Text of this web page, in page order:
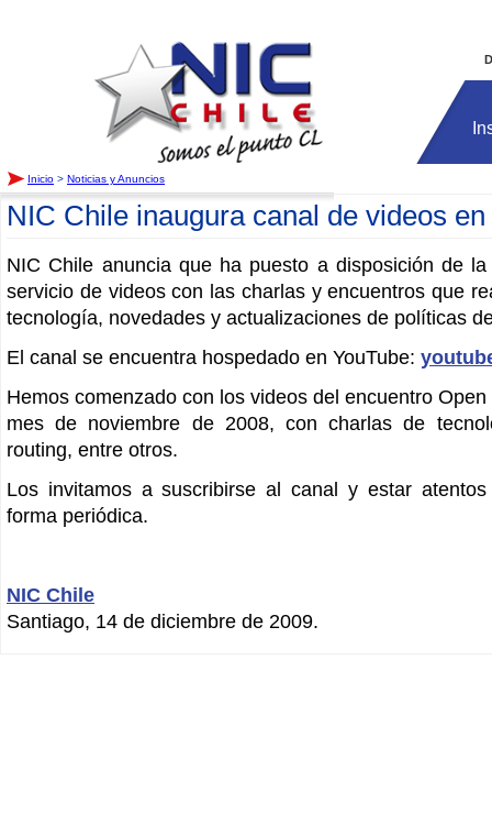
Inicio > Noticias y Anuncios
NIC Chile inaugura canal de videos en
NIC Chile anuncia que ha puesto a disposición de
servicio de videos con las charlas y encuentros que
tecnología, novedades y actualizaciones de políticas
El canal se encuentra hospedado en YouTube:
Hemos comenzado con los videos del encuentro
mes de noviembre de 2008, con charlas de
routing, entre otros.
Los invitamos a suscribirse al canal y estar
forma periódica.
NIC Chile
Santiago, 14 de diciembre de 2009.